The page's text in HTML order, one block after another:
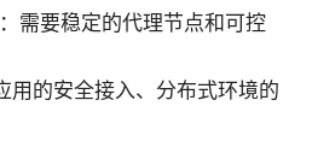
需要稳定的代理节点和可控
用的安全接入、分布式环境的